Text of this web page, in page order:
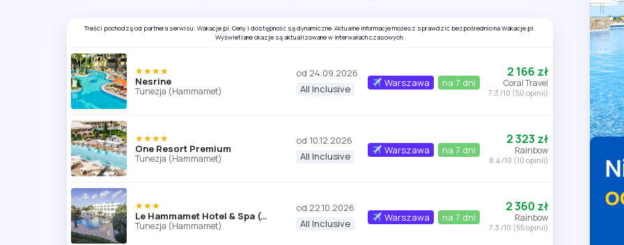
Treści pochodzą od partnera serwisu: Wakacje.pl. Ceny i dostępność są dynamiczne. Aktualne informacje możesz sprawdzić bezpośrednio na Wakacje.pl.
Wyświetlane okazje są aktualizowane w interwałach czasowych.
★★★★
Nesrine
Tunezja (Hammamet)
od 24.09.2026
All Inclusive
Warszawa na 7 dni
2 166 zł
Coral Travel
7.3 /10 (50 opinii)
★★★★
One Resort Premium
Tunezja (Hammamet)
od 10.12.2026
All Inclusive
Warszawa na 7 dni
2 323 zł
Rainbow
8.4 /10 (10 opinii)
★★★
Le Hammamet Hotel & Spa (ex. Otium Park Le Hammamet)
Tunezja (Hammamet)
od 22.10.2026
All Inclusive
Warszawa na 7 dni
2 360 zł
Rainbow
7.3 /10 (55 opinii)